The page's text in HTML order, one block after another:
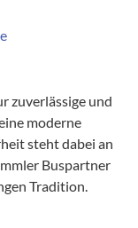
zuverlässige und
moderne
steht dabei an
Buspartner
Tradition.